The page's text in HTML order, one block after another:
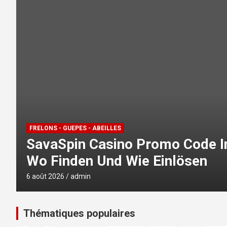
FRELONS - GUEPES - ABEILLES
SavaSpin Casino Promo Code
Wo Finden Und Wie Einlösen
6 août 2026 admin
Thématiques populaires